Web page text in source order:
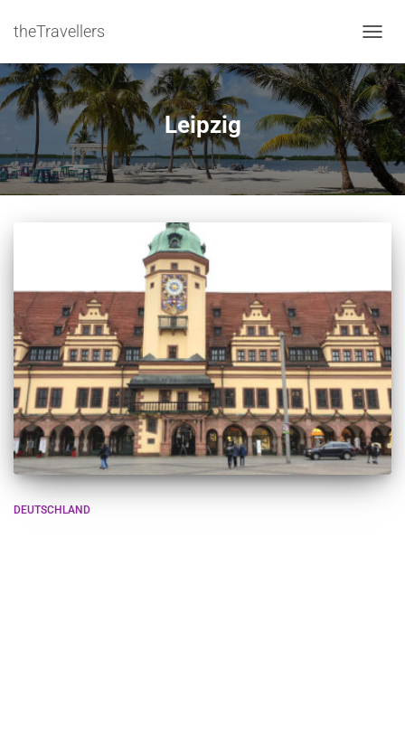
theTravellers
Leipzig
DEUTSCHLAND